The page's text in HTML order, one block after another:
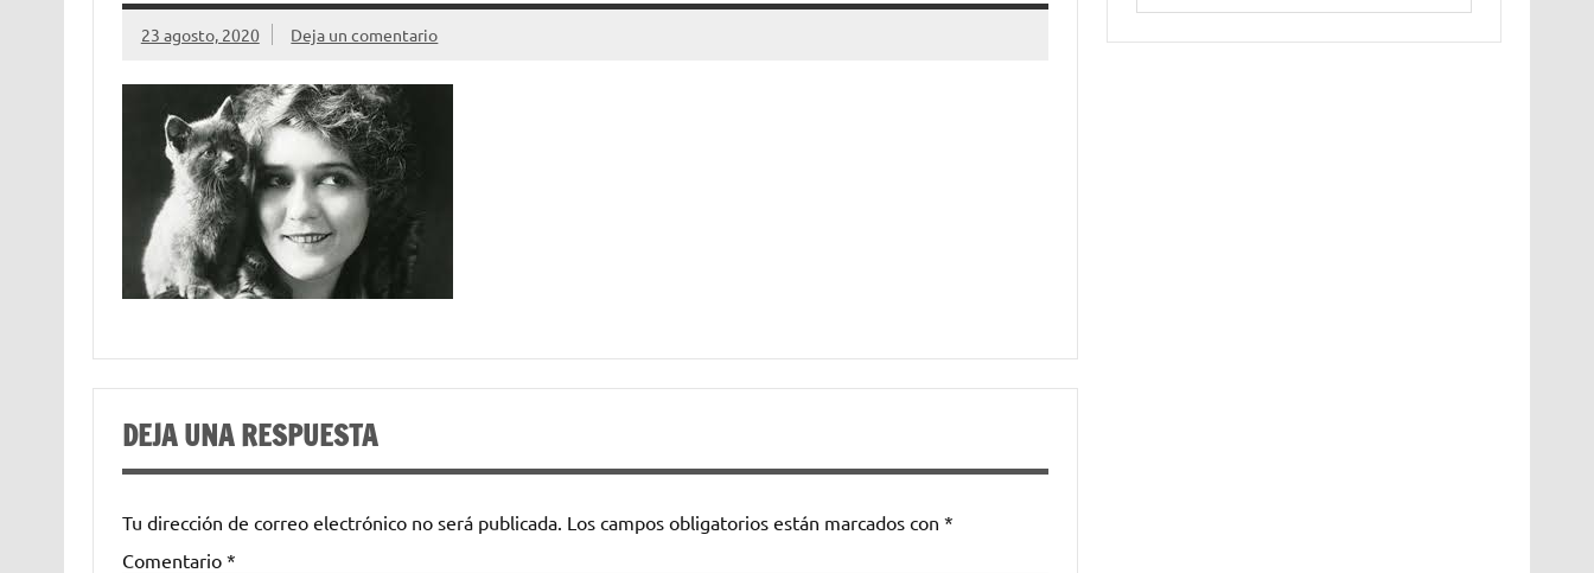
23 agosto, 2020 Deja un comentario
DEJA UNA RESPUESTA
Tu dirección de correo electrónico no será publicada. Los campos obligatorios están marcados con *
Comentario *